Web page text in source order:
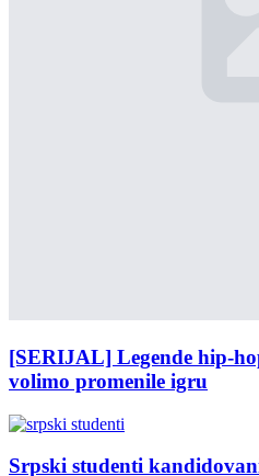
[SERIJAL] Legende hip-
volimo promenile igru
Srpski studenti